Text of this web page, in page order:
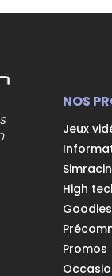
NOS
Jeux
High
Goodies
Promos